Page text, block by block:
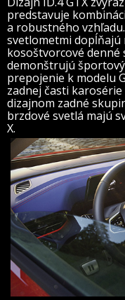
predstavuje
a robustného
svetlometmi dopĺňajú
kosoštvorcové
demonštrujú
prepojenie k modelu
zadnej časti
dizajnom zadné
brzdové svetlá majú
X.